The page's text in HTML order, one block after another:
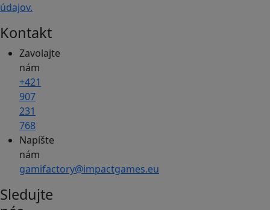
údajov.
Kontakt
Zavolajte
nám
+421
907
231
768
Napíšte
nám
gamifactory@impactgames.eu
Sledujte